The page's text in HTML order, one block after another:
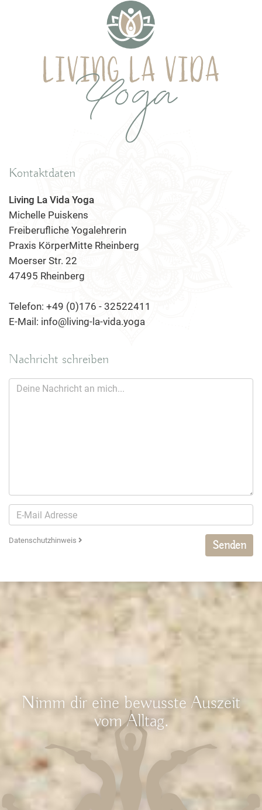
Kontaktdaten
Living La Vida Yoga
Michelle Puiskens
Freiberufliche Yogalehrerin
Praxis KörperMitte Rheinberg
Moerser Str. 22
47495 Rheinberg
Telefon: +49 (0)176 - 32522411
E-Mail: info@living-la-vida.yoga
Nachricht schreiben
Datenschutzhinweis Senden
Nimm dir eine bewusste Auszeit
vom Alltag.